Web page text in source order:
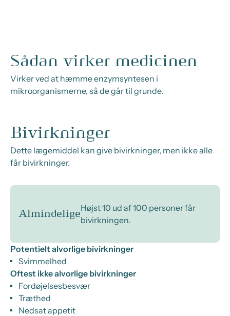
Sådan virker medicinen
Virker ved at hæmme enzymsyntesen i
mikroorganismerne, så de går til grunde.
Bivirkninger
Dette lægemiddel kan give bivirkninger, men ikke alle
får bivirkninger.
Almindelige
Højst 10 ud af 100 personer får
bivirkningen.
Potentielt alvorlige bivirkninger
Svimmelhed
Oftest ikke alvorlige bivirkninger
Fordøjelsesbesvær
Træthed
Nedsat appetit